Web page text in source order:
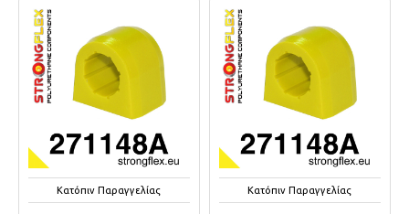
Κατόπιν Παραγγελίας Κατόπιν Παραγγελίας